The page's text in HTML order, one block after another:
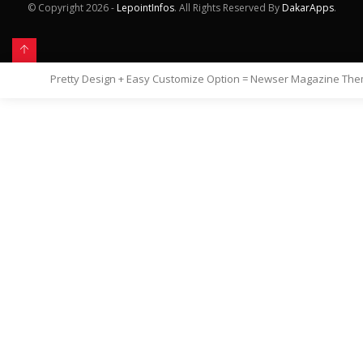
© Copyright2026 - LepointInfos. All Rights Reserved By DakarApps.
Pretty Design + Easy Customize Option = Newser Magazine